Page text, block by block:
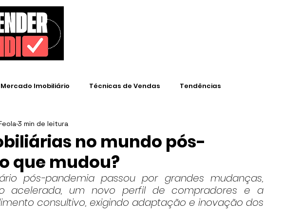
Mercado Imobiliário Técnicas de Vendas Tendências
no mundo pós-
que mudou?
3 min de leitura
pós-pandemia passou por grandes mudanças,
acelerada, um novo perfil de compradores e a
consultivo, exigindo adaptação e inovação dos